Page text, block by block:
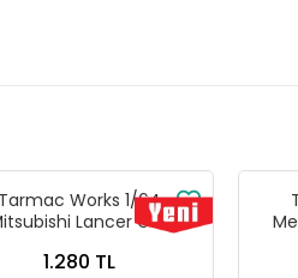
Tarmac Works 1/64
Lancer GSR
Cards - GLOBAL64
1.280 TL